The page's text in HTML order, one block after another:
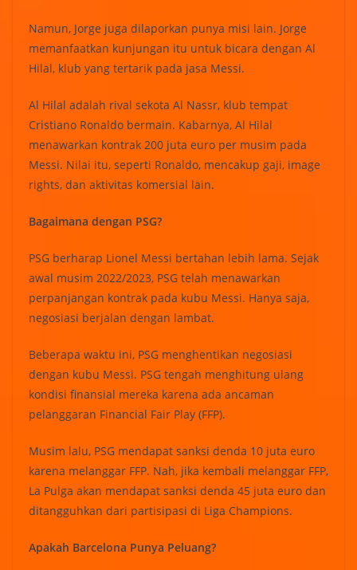
Namun, Jorge juga dilaporkan punya misi lain. Jorge
memanfaatkan kunjungan itu untuk bicara dengan Al
Hilal, klub yang tertarik pada jasa Messi.
Al Hilal adalah rival sekota Al Nassr, klub tempat
Cristiano Ronaldo bermain. Kabarnya, Al Hilal
menawarkan kontrak 200 juta euro per musim pada
Messi. Nilai itu, seperti Ronaldo, mencakup gaji, image
rights, dan aktivitas komersial lain.
Bagaimana dengan PSG?
PSG berharap Lionel Messi bertahan lebih lama. Sejak
awal musim 2022/2023, PSG telah menawarkan
perpanjangan kontrak pada kubu Messi. Hanya saja,
negosiasi berjalan dengan lambat.
Beberapa waktu ini, PSG menghentikan negosiasi
dengan kubu Messi. PSG tengah menghitung ulang
kondisi finansial mereka karena ada ancaman
pelanggaran Financial Fair Play (FFP).
Musim lalu, PSG mendapat sanksi denda 10 juta euro
karena melanggar FFP. Nah, jika kembali melanggar FFP,
La Pulga akan mendapat sanksi denda 45 juta euro dan
ditangguhkan dari partisipasi di Liga Champions.
Apakah Barcelona Punya Peluang?